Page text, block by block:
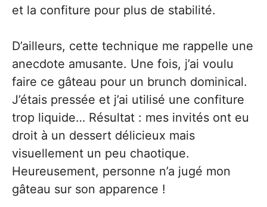
et la confiture pour plus de stabilité.
D’ailleurs, cette technique me rappelle une
anecdote amusante. Une fois, j’ai voulu
faire ce gâteau pour un brunch dominical.
J’étais pressée et j’ai utilisé une confiture
trop liquide… Résultat : mes invités ont eu
droit à un dessert délicieux mais
visuellement un peu chaotique.
Heureusement, personne n’a jugé mon
gâteau sur son apparence !